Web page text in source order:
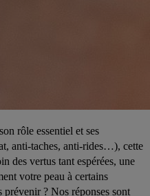
rôle essentiel et ses
anti-taches, anti-rides…), cette
des vertus tant espérées, une
votre peau à certains
prévenir ? Nos réponses sont